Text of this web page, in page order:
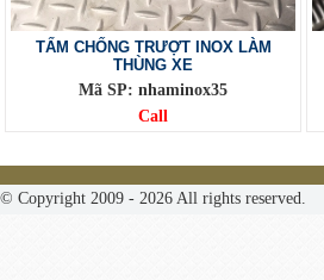
TẤM CHỐNG TRƯỢT INOX LÀM
THÙNG XE
Mã SP: nhaminox35
Call
© Copyright 2009 - 2026 All rights reserved.